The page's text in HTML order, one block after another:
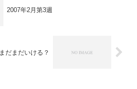
2007年2月第3週
まだまだいける？